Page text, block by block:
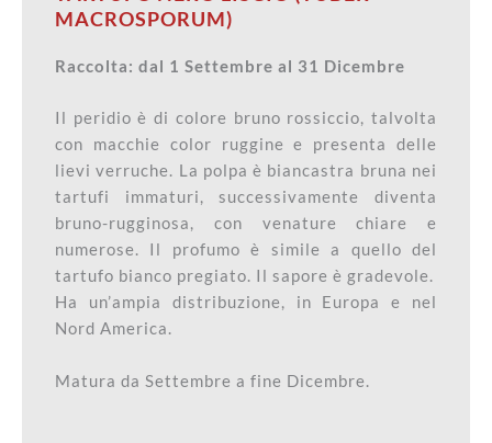
MACROSPORUM)
Raccolta: dal 1 Settembre al 31 Dicembre
Il peridio è di colore bruno rossiccio, talvolta
con macchie color ruggine e presenta delle
lievi verruche. La polpa è biancastra bruna nei
tartufi immaturi, successivamente diventa
bruno-rugginosa, con venature chiare e
numerose. Il profumo è simile a quello del
tartufo bianco pregiato. Il sapore è gradevole.
Ha un’ampia distribuzione, in Europa e nel
Nord America.
Matura da Settembre a fine Dicembre.